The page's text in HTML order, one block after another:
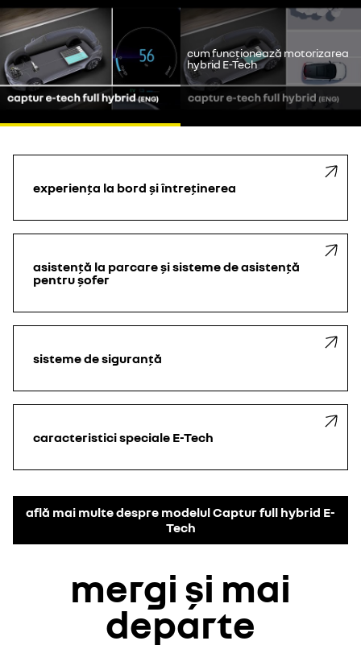
Youtube este dezactivat. Permiteți cookie-urilor să acceseze
conținutul video.
continui fără să accept
accept
cum funcționează motorizarea
hybrid E-Tech
experiența la bord și întreținerea
asistență la parcare și sisteme de asistență
pentru șofer
sisteme de siguranță
caracteristici speciale E-Tech
află mai multe despre modelul Captur full hybrid E-
Tech
mergi și mai
departe